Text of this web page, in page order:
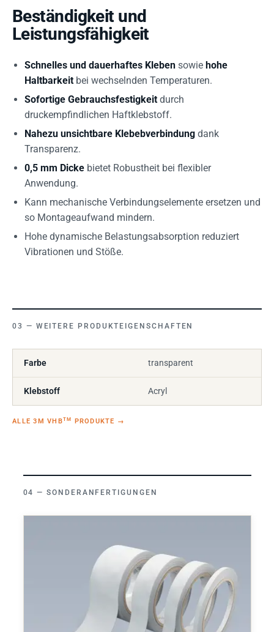
Beständigkeit und
Leistungsfähigkeit
Schnelles und dauerhaftes Kleben sowie hohe
Haltbarkeit bei wechselnden Temperaturen.
Sofortige Gebrauchsfestigkeit durch
druckempfindlichen Haftklebstoff.
Nahezu unsichtbare Klebebverbindung dank
Transparenz.
0,5 mm Dicke bietet Robustheit bei flexibler
Anwendung.
Kann mechanische Verbindungselemente ersetzen und
so Montageaufwand mindern.
Hohe dynamische Belastungsabsorption reduziert
Vibrationen und Stöße.
WEITERE PRODUKTEIGENSCHAFTEN
Farbe transparent
Klebstoff Acryl
ALLE 3M VHBTM PRODUKTE →
SONDERANFERTIGUNGEN